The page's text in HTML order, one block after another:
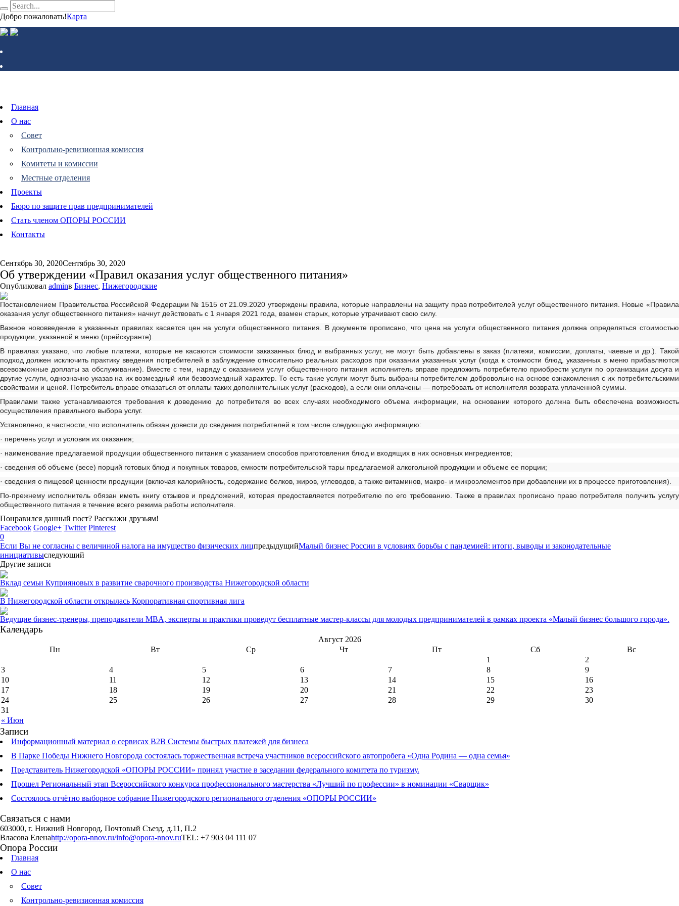
Добро пожаловать!Карта
Главная
О нас
Совет
Контрольно-ревизионная комиссия
Комитеты и комиссии
Местные отделения
Проекты
Бюро по защите прав предпринимателей
Стать членом ОПОРЫ РОССИИ
Контакты
Сентябрь 30, 2020Сентябрь 30, 2020
Об утверждении «Правил оказания услуг общественного питания»
Опубликовал adminв Бизнес, Нижегородские
Постановлением Правительства Российской Федерации № 1515 от 21.09.2020 утверждены правила, которые направлены на защиту прав потребителей услуг общественного питания. Новые «Правила
оказания услуг общественного питания» начнут действовать с 1 января 2021 года, взамен старых, которые утрачивают свою силу.
Важное нововведение в указанных правилах касается цен на услуги общественного питания. В документе прописано, что цена на услуги общественного питания должна определяться стоимостью
продукции, указанной в меню (прейскуранте).
В правилах указано, что любые платежи, которые не касаются стоимости заказанных блюд и выбранных услуг, не могут быть добавлены в заказ (платежи, комиссии, доплаты, чаевые и др.). Такой
подход должен исключить практику введения потребителей в заблуждение относительно реальных расходов при оказании указанных услуг (когда к стоимости блюд, указанных в меню прибавляются
всевозможные доплаты за обслуживание). Вместе с тем, наряду с оказанием услуг общественного питания исполнитель вправе предложить потребителю приобрести услуги по организации досуга и
другие услуги, однозначно указав на их возмездный или безвозмездный характер. То есть такие услуги могут быть выбраны потребителем добровольно на основе ознакомления с их потребительскими
свойствами и ценой. Потребитель вправе отказаться от оплаты таких дополнительных услуг (расходов), а если они оплачены — потребовать от исполнителя возврата уплаченной суммы.
Правилами также устанавливаются требования к доведению до потребителя во всех случаях необходимого объема информации, на основании которого должна быть обеспечена возможность
осуществления правильного выбора услуг.
Установлено, в частности, что исполнитель обязан довести до сведения потребителей в том числе следующую информацию:
· перечень услуг и условия их оказания;
· наименование предлагаемой продукции общественного питания с указанием способов приготовления блюд и входящих в них основных ингредиентов;
· сведения об объеме (весе) порций готовых блюд и покупных товаров, емкости потребительской тары предлагаемой алкогольной продукции и объеме ее порции;
· сведения о пищевой ценности продукции (включая калорийность, содержание белков, жиров, углеводов, а также витаминов, макро- и микроэлементов при добавлении их в процессе приготовления).
По-прежнему исполнитель обязан иметь книгу отзывов и предложений, которая предоставляется потребителю по его требованию. Также в правилах прописано право потребителя получить услугу
общественного питания в течение всего режима работы исполнителя.
Понравился данный пост? Расскажи друзьям!
Facebook Google+ Twitter Pinterest
0
Если Вы не согласны с величиной налога на имущество физических лицпредыдущийМалый бизнес России в условиях борьбы с пандемией: итоги, выводы и законодательные
инициативыследующий
Другие записи
Вклад семьи Куприяновых в развитие сварочного производства Нижегородской области
В Нижегородской области открылась Корпоративная спортивная лига
Ведущие бизнес-тренеры, преподаватели MBA, эксперты и практики проведут бесплатные мастер-классы для молодых предпринимателей в рамках проекта «Малый бизнес большого города».
Календарь
Август 2026
Пн
Вт Ср Чт Пт Сб Вс
« Июн
1
2
3
4 5 6 7 8
9
10
11 12 13 14 15
16
17
18 19 20 21 22
23
24
25 26 27 28 29
30
31
Записи
Информационный материал о сервисах В2В Системы быстрых платежей для бизнеса
В Парке Победы Нижнего Новгорода состоялась торжественная встреча участников всероссийского автопробега «Одна Родина — одна семья»
Представитель Нижегородской «ОПОРЫ РОССИИ» принял участие в заседании федерального комитета по туризму.
Прошел Региональный этап Всероссийского конкурса профессионального мастерства «Лучший по профессии» в номинации «Сварщик»
Состоялось отчётно выборное собрание Нижегородского регионального отделения «ОПОРЫ РОССИИ»
Связаться с нами
603000, г. Нижний Новгород, Почтовый Съезд, д.11, П.2
Власова Еленаhttp://opora-nnov.ru/info@opora-nnov.ruTEL: +7 903 04 111 07
Опора России
Главная
О нас
Совет
Контрольно-ревизионная комиссия